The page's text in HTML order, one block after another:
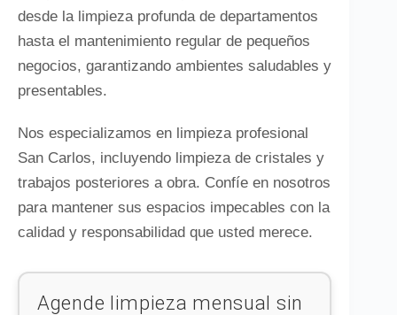
desde la limpieza profunda de departamentos
hasta el mantenimiento regular de pequeños
negocios, garantizando ambientes saludables y
presentables.
Nos especializamos en limpieza profesional
San Carlos, incluyendo limpieza de cristales y
trabajos posteriores a obra. Confíe en nosotros
para mantener sus espacios impecables con la
calidad y responsabilidad que usted merece.
Agende limpieza mensual sin